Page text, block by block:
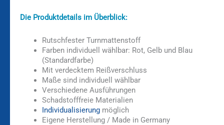
Die Produktdetails im Überblick:
Rutschfester Turnmattenstoff
Farben individuell wählbar: Rot, Gelb und Blau
(Standardfarbe)
Mit verdecktem Reißverschluss
Maße sind individuell wählbar
Verschiedene Ausführungen
Schadstofffreie Materialien
Individualisierungmöglich
Eigene Herstellung / Made in Germany